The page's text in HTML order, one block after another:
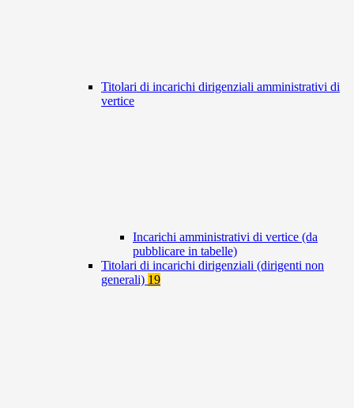
Titolari di incarichi dirigenziali amministrativi di
vertice
Incarichi amministrativi di vertice (da
pubblicare in tabelle)
Titolari di incarichi dirigenziali (dirigenti non
generali) 19